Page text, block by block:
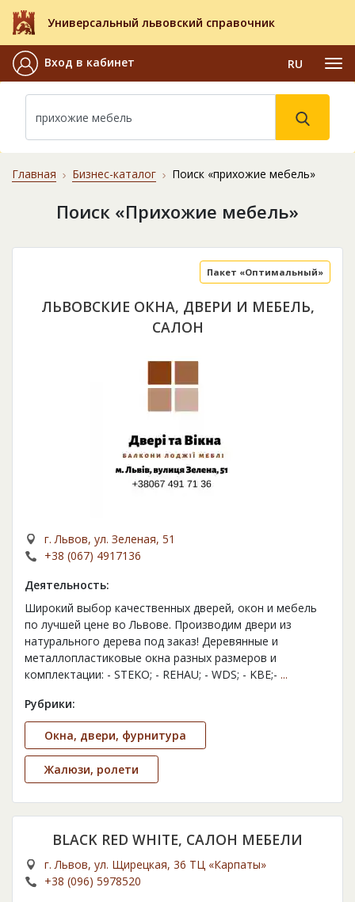
Универсальный львовский справочник
Вход в кабинет RU
Главная Бизнес-каталог Поиск «прихожие мебель»
Поиск «Прихожие мебель»
ЛЬВОВСКИЕ ОКНА, ДВЕРИ И МЕБЕЛЬ,
САЛОН
Пакет «Оптимальный»
г. Львов, ул. Зеленая, 51
+38 (067) 4917136
Деятельность:
Широкий выбор качественных дверей, окон и мебель
по лучшей цене во Львове. Производим двери из
натурального дерева под заказ! Деревянные и
металлопластиковые окна разных размеров и
комплектации: - STEKO; - REHAU; - WDS; - KBE;- ...
Рубрики:
Окна, двери, фурнитура
Жалюзи, ролети
BLACK RED WHITE, САЛОН МЕБЕЛИ
г. Львов, ул. Щирецкая, 36 ТЦ «Карпаты»
+38 (096) 5978520